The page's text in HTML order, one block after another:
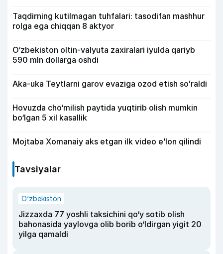
Taqdirning kutilmagan tuhfalari: tasodifan mashhur
rolga ega chiqqan 8 aktyor
O‘zbekiston oltin-valyuta zaxiralari iyulda qariyb
590 mln dollarga oshdi
Aka-uka Teytlarni garov evaziga ozod etish soʻraldi
Hovuzda cho‘milish paytida yuqtirib olish mumkin
bo‘lgan 5 xil kasallik
Mojtaba Xomanaiy aks etgan ilk video e’lon qilindi
Tavsiyalar
O‘zbekiston
Jizzaxda 77 yoshli taksichini qo‘y sotib olish
bahonasida yaylovga olib borib o‘ldirgan yigit 20
yilga qamaldi